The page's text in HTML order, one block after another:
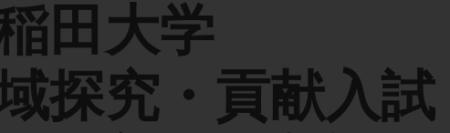
田大学
探究・貢献入試